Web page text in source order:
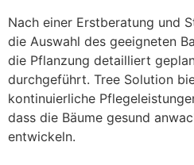
Nach einer Erstberatung und
die Auswahl des geeigneten
die Pflanzung detailliert
durchgeführt. Tree Solution
kontinuierliche
dass die Bäume gesund
entwickeln.